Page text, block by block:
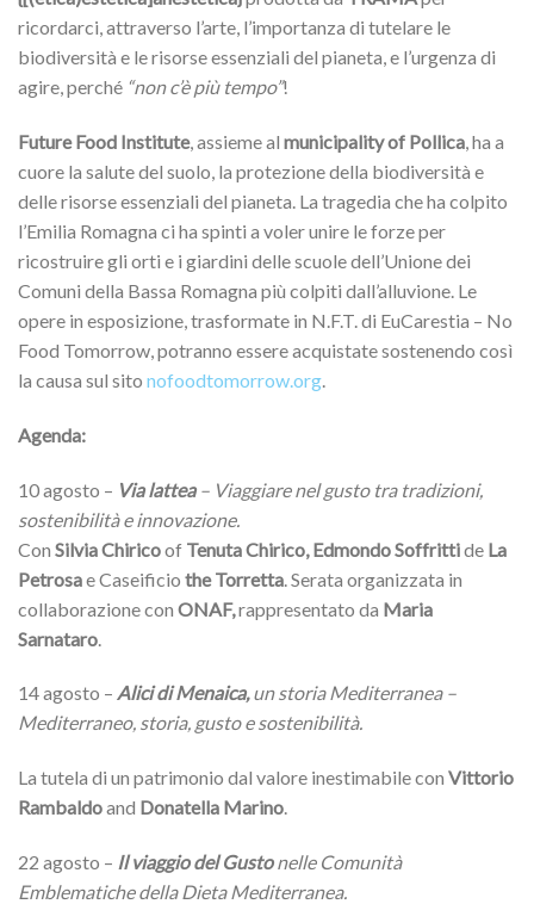
ricordarci, attraverso l’arte, l’importanza di tutelare le
biodiversità e le risorse essenziali del pianeta, e l’urgenza di
agire, perché “non c’è più tempo”!
Future Food Institute, assieme al municipality of Pollica, ha a
cuore la salute del suolo, la protezione della biodiversità e
delle risorse essenziali del pianeta. La tragedia che ha colpito
l’Emilia Romagna ci ha spinti a voler unire le forze per
ricostruire gli orti e i giardini delle scuole dell’Unione dei
Comuni della Bassa Romagna più colpiti dall’alluvione. Le
opere in esposizione, trasformate in N.F.T. di EuCarestia – No
Food Tomorrow, potranno essere acquistate sostenendo così
la causa sul sito nofoodtomorrow.org.
Agenda:
10 agosto – Via lattea – Viaggiare nel gusto tra tradizioni,
sostenibilità e innovazione.
Con Silvia Chiricoof Tenuta Chirico, Edmondo Soffrittide La
Petrosae Caseificio the Torretta . Serata organizzata in
collaborazione con ONAF,rappresentato da Maria
Sarnataro
14 agosto – Alici di Menaica,un storia Mediterranea –
Mediterraneo, storia, gusto e sostenibilità.
La tutela di un patrimonio dal valore inestimabile con Vittorio
Rambaldoand Donatella Marino.
22 agosto – Il viaggio del Gustonelle Comunità
Emblematiche della Dieta Mediterranea.